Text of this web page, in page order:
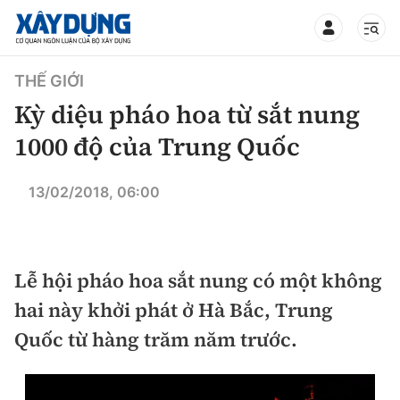
TIN BỘ XÂY DỰNG
Thời sự
Chính trị
Xã hội
Xây dựng
Chỉ đạo điều hành
THẾ GIỚI
Kỳ diệu pháo hoa từ sắt nung
1000 độ của Trung Quốc
13/02/2018, 06:00
Lễ hội pháo hoa sắt nung có một không
hai này khởi phát ở Hà Bắc, Trung
Quốc từ hàng trăm năm trước.